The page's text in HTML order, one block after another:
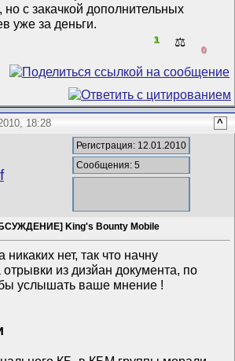
с закачкой дополнительных
уже за деньги.
1 ⚖️
0
18:28 ^
Регистрация: 12.01.2010
Сообщения: 5
King's Bounty Mobile
нет, так что начну
из дизйан документа, по
услышать ваше мнение !